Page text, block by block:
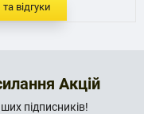
відгуки
Акцій
підписників!